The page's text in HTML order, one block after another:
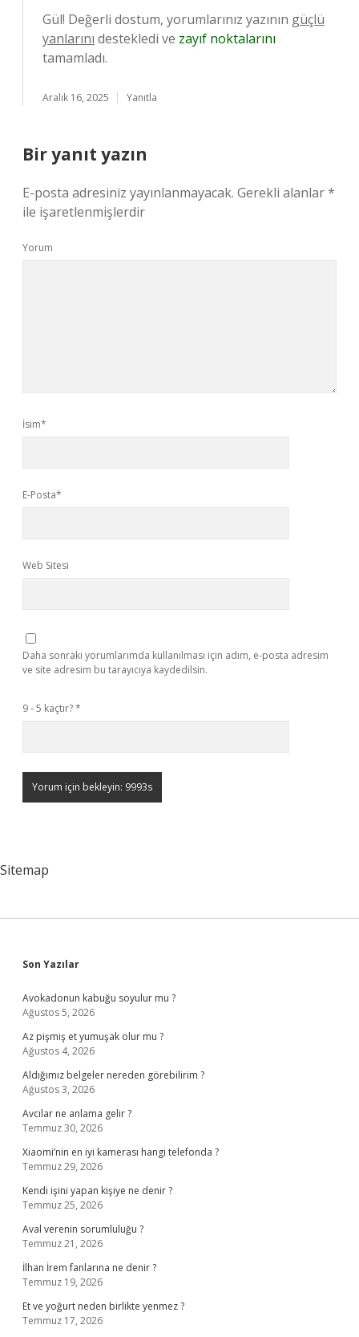
Gül! Değerli dostum, yorumlarınız yazının güçlü
yanlarını destekledi ve zayıf noktalarını
tamamladı.
Aralık 16, 2025 Yanıtla
Bir yanıt yazın
E-posta adresiniz yayınlanmayacak. Gerekli alanlar*
ile işaretlenmişlerdir
Yorum
İsim*
E-Posta*
Web Sitesi
Daha sonraki yorumlarımda kullanılması için adım, e-posta adresim
ve site adresim bu tarayıcıya kaydedilsin.
9 - 5 kaçtır?*
Sitemap
Sidebar
Son Yazılar
Avokadonun kabuğu soyulur mu ?
Ağustos 5, 2026
Az pişmiş et yumuşak olur mu ?
Ağustos 4, 2026
Aldığımız belgeler nereden görebilirim ?
Ağustos 3, 2026
Avcılar ne anlama gelir ?
Temmuz 30, 2026
Xiaomi’nin en iyi kamerası hangi telefonda ?
Temmuz 29, 2026
Kendi işini yapan kişiye ne denir ?
Temmuz 25, 2026
Aval verenin sorumluluğu ?
Temmuz 21, 2026
İlhan İrem fanlarına ne denir ?
Temmuz 19, 2026
Et ve yoğurt neden birlikte yenmez ?
Temmuz 17, 2026